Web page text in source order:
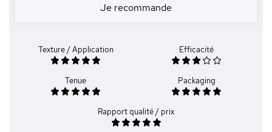
Je recommande
Texture / Application Efficacité
Tenue Packaging
Rapport qualité / prix